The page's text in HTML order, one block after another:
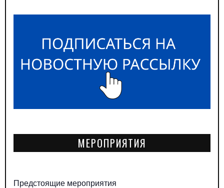
МЕРОПРИЯТИЯ
Предстоящие мероприятия